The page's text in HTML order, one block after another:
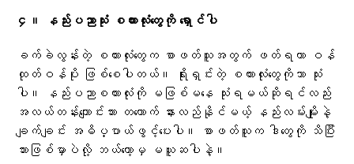
၄။ နည်းပညာသုံး စကားလုံးတွေကို ရှောင်ပါ
ခက်ခဲလွန်းတဲ့ စကားလုံးတွေက စာဖတ်သူအတွက် ဖတ်ရတာ ဝန်
ထုတ်ဝန်ပိုး ဖြစ်စေပါတယ်။ ရိုးရှင်းတဲ့ စကားလုံးတွေကိုသာ သုံး
ပါ။ နည်းပညာစကားလုံးကို မဖြစ်မနေ သုံးရမယ်ဆိုရင်လည်း
အလယ်တန်းကျောင်းသား တယောက် နားလည်နိုင်မယ့် နည်းလမ်းမျိုးနဲ့
ချက်ချင်း အဓိပ္ပာယ်ဖွင့်ပေးပါ။ စာဖတ်သူက ဒါတွေကို သိပြီး
သားဖြစ်မှာပဲလို့ ဘယ်တော့မှ မယူဆပါနဲ့။